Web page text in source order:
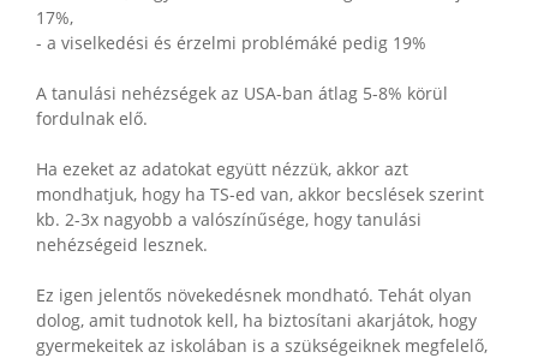
17%,
- a viselkedési és érzelmi problémáké pedig 19%
A tanulási nehézségek az USA-ban átlag 5-8% körül
fordulnak elő.
Ha ezeket az adatokat együtt nézzük, akkor azt
mondhatjuk, hogy ha TS-ed van, akkor becslések szerint
kb. 2-3x nagyobb a valószínűsége, hogy tanulási
nehézségeid lesznek.
Ez igen jelentős növekedésnek mondható. Tehát olyan
dolog, amit tudnotok kell, ha biztosítani akarjátok, hogy
gyermekeitek az iskolában is a szükségeiknek megfelelő,